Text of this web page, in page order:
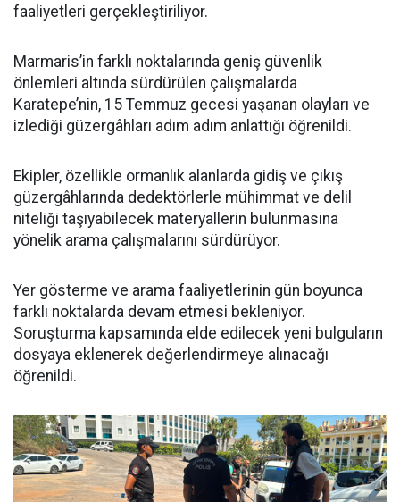
faaliyetleri gerçekleştiriliyor.
Marmaris’in farklı noktalarında geniş güvenlik
önlemleri altında sürdürülen çalışmalarda
Karatepe’nin, 15 Temmuz gecesi yaşanan olayları ve
izlediği güzergâhları adım adım anlattığı öğrenildi.
Ekipler, özellikle ormanlık alanlarda gidiş ve çıkış
güzergâhlarında dedektörlerle mühimmat ve delil
niteliği taşıyabilecek materyallerin bulunmasına
yönelik arama çalışmalarını sürdürüyor.
Yer gösterme ve arama faaliyetlerinin gün boyunca
farklı noktalarda devam etmesi bekleniyor.
Soruşturma kapsamında elde edilecek yeni bulguların
dosyaya eklenerek değerlendirmeye alınacağı
öğrenildi.